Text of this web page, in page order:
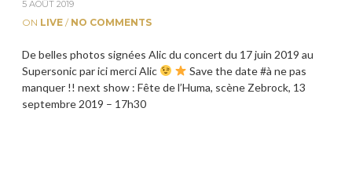
5 AOÛT 2019
ON LIVE / NO COMMENTS
De belles photos signées Alic du concert du 17 juin 2019 au
Supersonic par ici merci Alic
Save the date #à ne pas
manquer !! next show : Fête de l’Huma, scène Zebrock, 13
septembre 2019 – 17h30